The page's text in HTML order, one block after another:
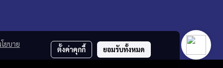
ยบาย
ตั้งค่าคุกกี้ ยอมรับทั้งหมด